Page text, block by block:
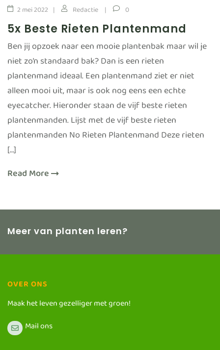
2 mei 2022 Redactie 0
5x Beste Rieten Plantenmand
Ben jij opzoek naar een mooie plantenbak maar wil je
niet zo’n standaard bak? Dan is een rieten
plantenmand ideaal. Een plantenmand ziet er niet
alleen mooi uit, maar is ook nog eens een echte
eyecatcher. Hieronder staan de vijf beste rieten
plantenmanden. Lijst met de vijf beste rieten
plantenmanden No Rieten Plantenmand Deze rieten
[…]
Read More
Meer van planten leren?
OVER ONS
Maak het leven gezelliger met groen!
Mail ons